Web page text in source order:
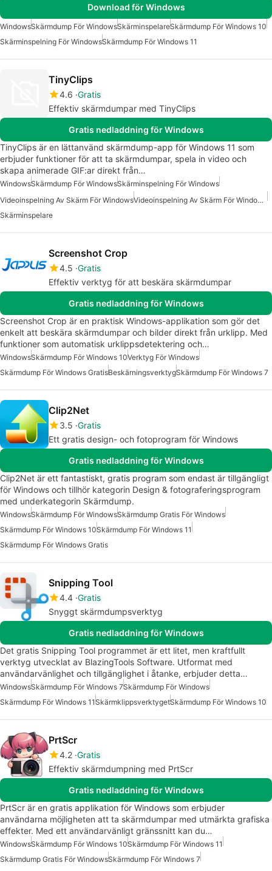
Download för Windows
WindowsSkärmdump För WindowsSkärminspelareSkärmdump För Windows 10
Skärminspelning För WindowsSkärmdump För Windows 11
TinyClips
4.6 Gratis
Effektiv skärmdumpar med TinyClips
Gratis nedladdning för Windows
TinyClips är en lättanvänd skärmdump-app för Windows 11 som
erbjuder funktioner för att ta skärmdumpar, spela in video och
skapa animerade GIF:ar direkt från…
WindowsSkärmdump För WindowsSkärminspelning För Windows
Videoinspelning Av Skärm För Windows
Videoinspelning Av Skärm För Windows Gratis
Skärminspelare
Screenshot Crop
4.5 Gratis
Effektiv verktyg för att beskära skärmdumpar
Gratis nedladdning för Windows
Screenshot Crop är en praktisk Windows-applikation som gör det
enkelt att beskära skärmdumpar och bilder direkt från urklipp. Med
funktioner som automatisk urklippsdetektering och…
WindowsSkärmdump För Windows 10Verktyg För Windows
Skärmdump För Windows GratisBeskärningsverktygSkärmdump För Windows 7
Clip2Net
3.5 Gratis
Ett gratis design- och fotoprogram för Windows
Gratis nedladdning för Windows
Clip2Net är ett fantastiskt, gratis program som endast är tillgängligt
för Windows och tillhör kategorin Design & fotograferingsprogram
med underkategorin Skärmdump.
WindowsSkärmdump För WindowsSkärmdump Gratis För Windows
Skärmdump För Windows 10Skärmdump För Windows 11
Skärmdump För Windows Gratis
Snipping Tool
4.4 Gratis
Snyggt skärmdumpsverktyg
Gratis nedladdning för Windows
Det gratis Snipping Tool programmet är ett litet, men kraftfullt
verktyg utvecklat av BlazingTools Software. Utformat med
användarvänlighet och tillgänglighet i åtanke, erbjuder detta…
WindowsSkärmdump För Windows 7Skärmdump För Windows
Skärmdump För Windows 11 SkärmklippsverktygetSkärmdump För Windows 10
PrtScr
4.2 Gratis
Effektiv skärmdumpning med PrtScr
Gratis nedladdning för Windows
PrtScr är en gratis applikation för Windows som erbjuder
användarna möjligheten att ta skärmdumpar med utmärkta grafiska
effekter. Med ett användarvänligt gränssnitt kan du…
WindowsSkärmdump För Windows 10Skärmdump För Windows 11
Skärmdump Gratis För WindowsSkärmdump För Windows 7